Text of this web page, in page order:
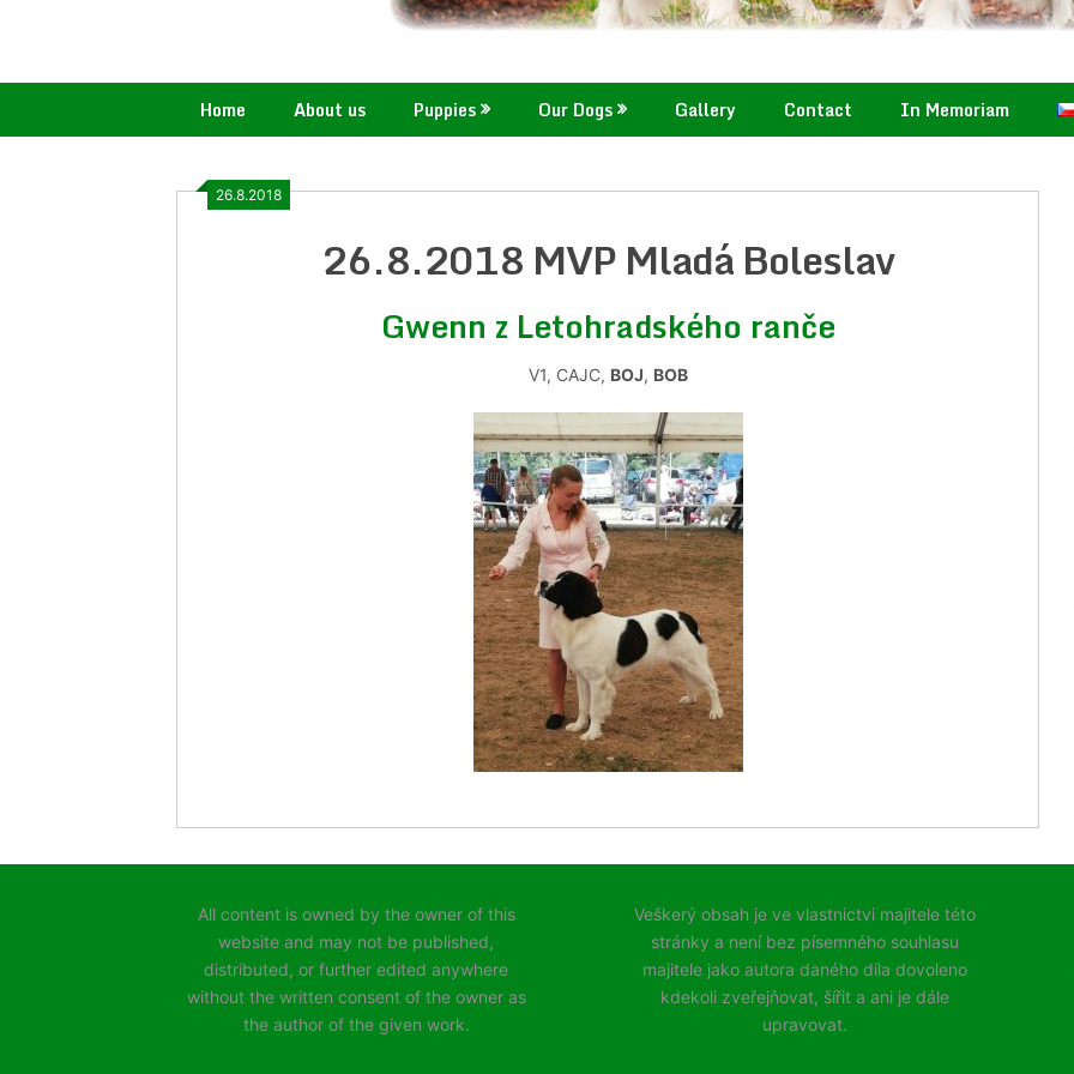
Home About us Puppies Our Dogs Gallery Contact In Memoriam
26.8.2018
26.8.2018 MVP Mladá Boleslav
Gwenn z Letohradského ranče
V1, CAJC, BOJ, BOB
All content is owned by the owner of this
website and may not be published,
distributed, or further edited anywhere
without the written consent of the owner as
the author of the given work.
Veškerý obsah je ve vlastnictvi majitele této
stránky a není bez písemného souhlasu
majitele jako autora daného díla dovoleno
kdekoli zveřejňovat, šířit a ani je dále
upravovat.